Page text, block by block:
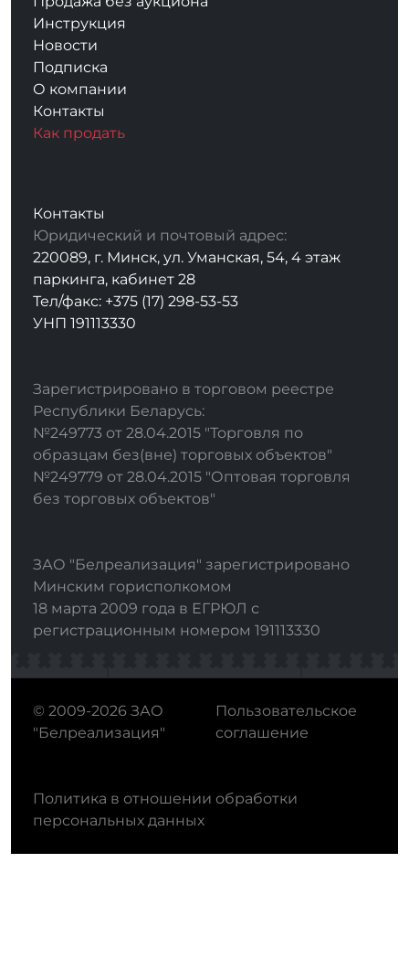
Инструкция
Новости
Подписка
О компании
Контакты
Как продать
Контакты
Юридический и почтовый адрес:
220089, г. Минск, ул. Уманская, 54, 4 этаж
паркинга, кабинет 28
Тел/факс: +375 (17) 298-53-53
УНП 191113330
Зарегистрировано в торговом реестре
Республики Беларусь:
№249773 от 28.04.2015 "Торговля по
образцам без(вне) торговых объектов"
№249779 от 28.04.2015 "Оптовая торговля
без торговых объектов"
ЗАО "Белреализация" зарегистрировано
Минским горисполкомом
18 марта 2009 года в ЕГРЮЛ с
регистрационным номером 191113330
© 2009-2026 ЗАО
"Белреализация"
Пользовательское
соглашение
Политика в отношении обработки
персональных данных